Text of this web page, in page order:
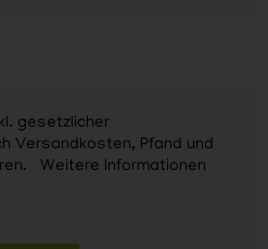
gesetzlicher
Versandkosten, Pfand und
Weitere Informationen